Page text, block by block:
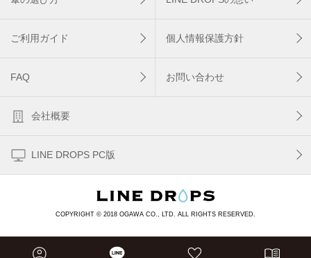
ご利用ガイド 個人情報保護方針
FAQ お問い合わせ
会社概要
LINE DROPS PC版
COPYRIGHT © 2018 OGAWA CO., LTD. ALL RIGHTS RESERVED.